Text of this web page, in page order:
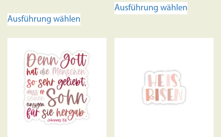
Ausführung wählen
Varianten
auf.
Die
Optionen
können
auf
Ausführung wählen
mehrere